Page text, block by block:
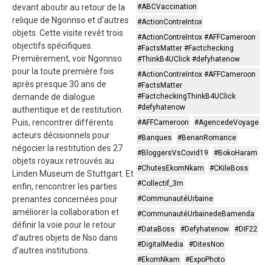
devant aboutir au retour de la
relique de Ngonnso et d’autres
objets. Cette visite revêt trois
objectifs spécifiques.
Premièrement, voir Ngonnso
pour la toute première fois
après presque 30 ans de
demande de dialogue
authentique et de restitution.
Puis, rencontrer différents
acteurs décisionnels pour
négocier la restitution des 27
objets royaux retrouvés au
Linden Museum de Stuttgart. Et
enfin, rencontrer les parties
prenantes concernées pour
améliorer la collaboration et
définir la voie pour le retour
d’autres objets de Nso dans
d’autres institutions.
#ABCVaccination
#ActionContreIntox
#ActionContreIntox #AFFCameroon
#FactsMatter #Factchecking
#ThinkB4UClick #defyhatenow
#ActionContreIntox #AFFCameroon
#FactsMatter
#FactcheckingThinkB4UClick
#defyhatenow
#AFFCameroon
#AgencedeVoyage
#Banques
#BenanRomance
#BloggersVsCovid19
#BokoHaram
#ChutesEkomNkam
#CKileBoss
#Collectif_3m
#CommunautéUrbaine
#CommunautéUrbainedeBamenda
#DataBoss
#Defyhatenow
#DIF22
#DigitalMedia
#DitesNon
#EkomNkam
#ExpoPhoto